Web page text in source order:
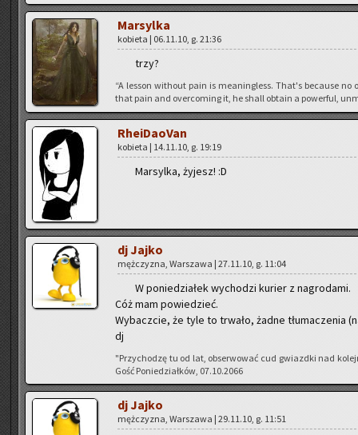
Mar­syl­ka
ko­bie­ta | 06.11.10, g. 21:36
trzy?
“A les­son wi­tho­ut pain is me­anin­gless. That's be­cau­se
that pain and over­co­ming it, he shall ob­ta­in a po­wer­ful,
Rhe­iDa­oVan
ko­bie­ta | 14.11.10, g. 19:19
Mar­syl­ka, ży­jesz! :D
dj Jajko
męż­czy­zna, War­sza­wa | 27.11.10, g. 11:04
W po­nie­dzia­łek wy­cho­dzi ku­rier z na­gro­da­mi.
Cóż mam po­wie­dzieć.
Wy­bacz­cie, że tyle to trwa­ło, żadne tłu­ma­cze­nia
dj
"Przy­cho­dzę tu od lat, ob­ser­wo­wać cud gwiazd­ki nad
Gość Po­nie­dział­ków, 07.10.2066
dj Jajko
męż­czy­zna, War­sza­wa | 29.11.10, g. 11:51